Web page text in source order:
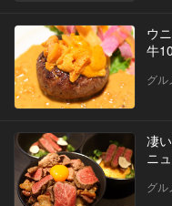
ウ
牛
グル
凄
ニ
グル